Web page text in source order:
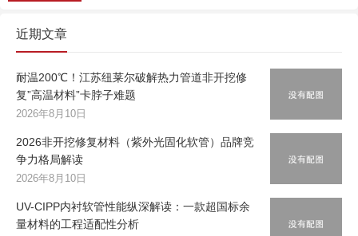
近期文章
耐温200℃！江苏纽莱尔破解热力管道非开挖修
复”高温材料”卡脖子难题
2026年8月10日
2026非开挖修复材料（紫外光固化软管）品牌竞
争力格局解读
2026年8月10日
UV-CIPP内衬软管性能纵深解读：一款超国标余
量材料的工程适配性分析